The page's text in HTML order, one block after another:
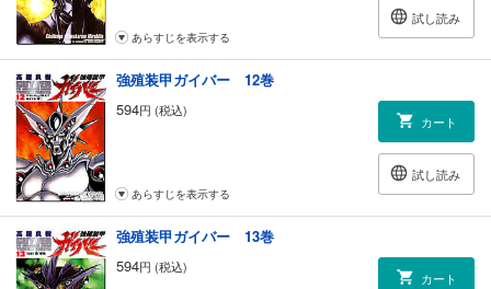
試し読み
あらすじを表示する
強殖装甲ガイバー 12巻
594円 (税込)
カート
試し読み
あらすじを表示する
強殖装甲ガイバー 13巻
594円 (税込)
カート